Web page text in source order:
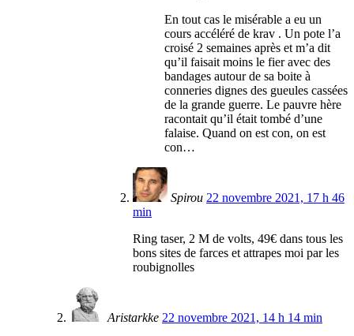
En tout cas le misérable a eu un
cours accéléré de krav . Un pote l’a
croisé 2 semaines après et m’a dit
qu’il faisait moins le fier avec des
bandages autour de sa boite à
conneries dignes des gueules cassées
de la grande guerre. Le pauvre hère
racontait qu’il était tombé d’une
falaise. Quand on est con, on est
con…
Spirou 22 novembre 2021, 17 h 46
min
Ring taser, 2 M de volts, 49€ dans tous les
bons sites de farces et attrapes moi par les
roubignolles
Aristarkke 22 novembre 2021, 14 h 14 min